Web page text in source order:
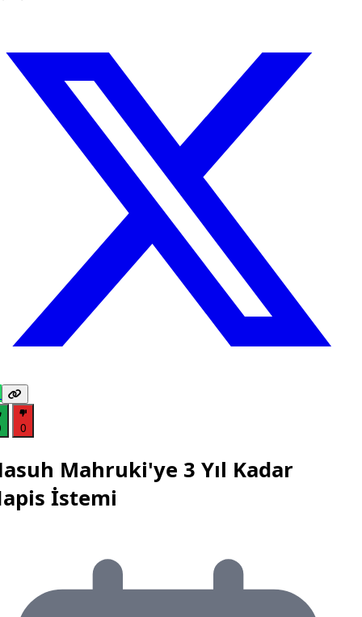
0
Mahruki'ye 3 Yıl Kadar
İstemi